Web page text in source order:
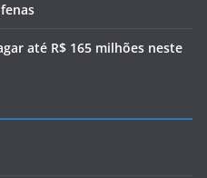
até R$ 165 milhões neste